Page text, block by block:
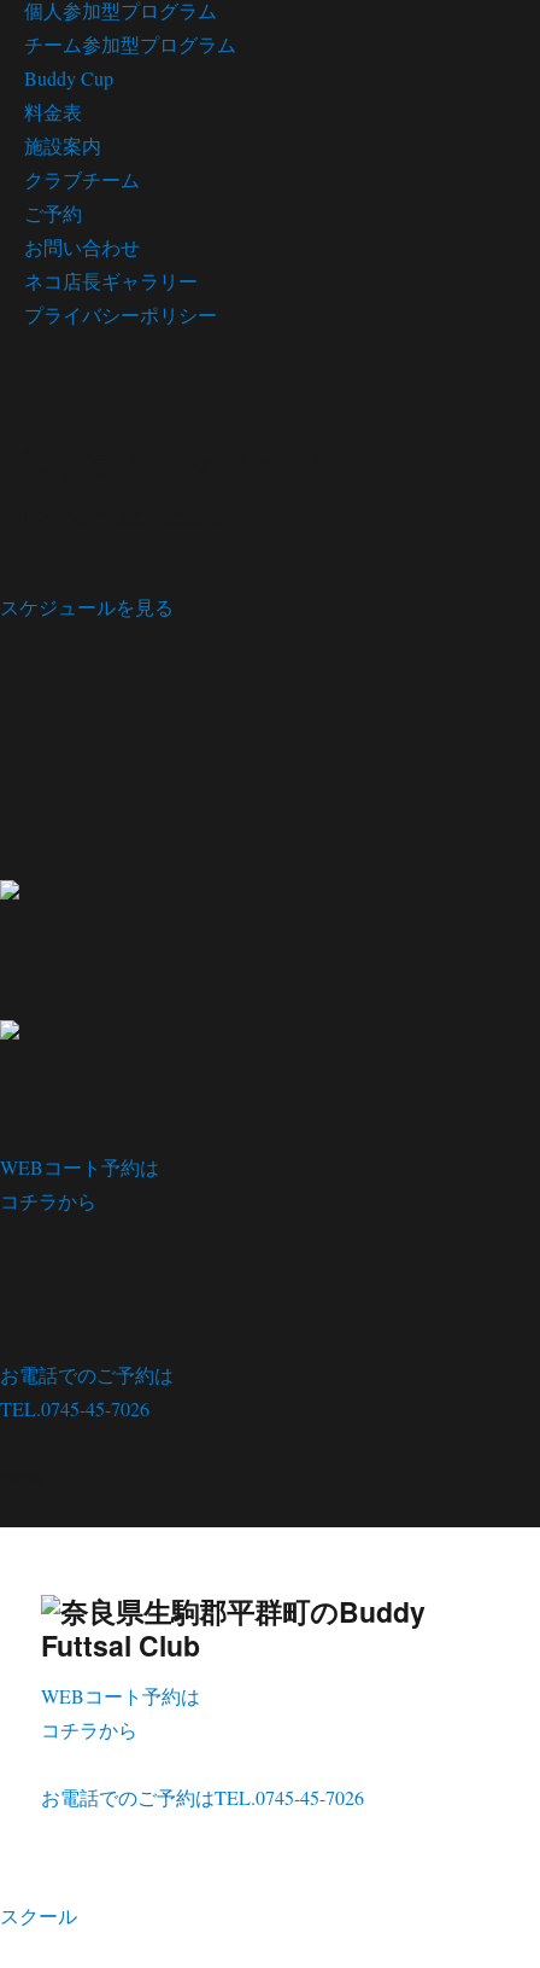
個人参加型プログラム
チーム参加型プログラム
Buddy Cup
料金表
施設案内
クラブチーム
ご予約
お問い合わせ
ネコ店長ギャラリー
プライバシーポリシー
スケジュールを見る
WEBコート予約は
コチラから
お電話でのご予約は
TEL.0745-45-7026
WEBコート予約は
コチラから
お電話でのご予約はTEL.0745-45-7026
スクール